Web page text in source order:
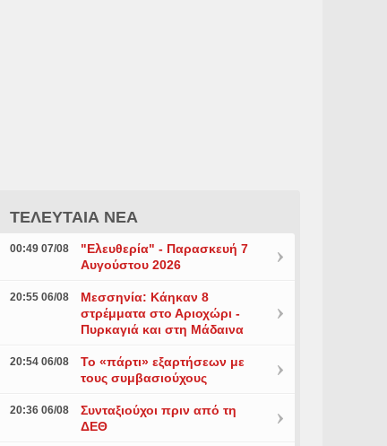
ΤΕΛΕΥΤΑΙΑ ΝΕΑ
00:49 07/08
"Ελευθερία" - Παρασκευή 7
Αυγούστου 2026
20:55 06/08
Μεσσηνία: Κάηκαν 8
στρέμματα στο Αριοχώρι -
Πυρκαγιά και στη Μάδαινα
20:54 06/08
Το «πάρτι» εξαρτήσεων με
τους συμβασιούχους
20:36 06/08
Συνταξιούχοι πριν από τη
ΔΕΘ